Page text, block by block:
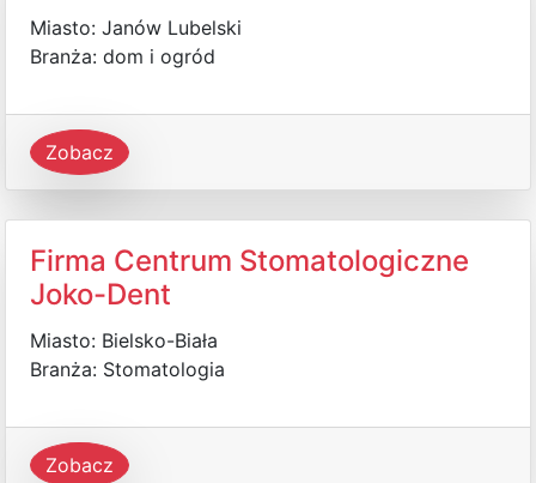
Miasto: Janów Lubelski
Branża: dom i ogród
Zobacz
Firma Centrum Stomatologiczne
Joko-Dent
Miasto: Bielsko-Biała
Branża: Stomatologia
Zobacz